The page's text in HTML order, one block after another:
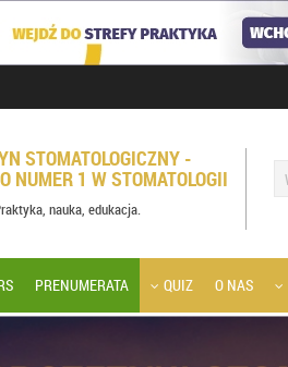
STOMATOLOGICZNY -
NUMER 1 W STOMATOLOGII
nauka, edukacja.
PRENUMERATA QUIZ O NAS